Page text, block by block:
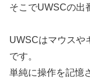
そこでUWSCの出
UWSCはマウスや
です。
単純に操作を記憶